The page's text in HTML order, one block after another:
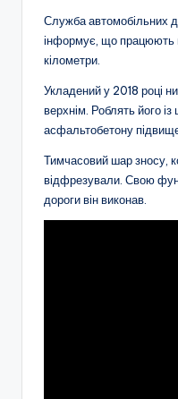
Служба автомобільних
інформує, що працюють
кілометри.
Укладений у 2018 році
верхнім. Роблять його
асфальтобетону
Тимчасовий шар зносу,
відфрезували. Свою
дороги він виконав.